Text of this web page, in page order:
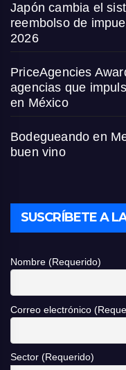
Japón cambia el
reembolso de
2026
PriceAgencies
agencias que
en México
Bodegueando en
buen vino
SUSCRÍBETE A
Nombre (Requerido)
Correo electrónico
Sector (Requerido)